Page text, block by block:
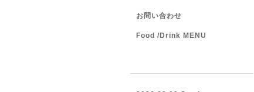
お問い合わせ
Food /Drink MENU